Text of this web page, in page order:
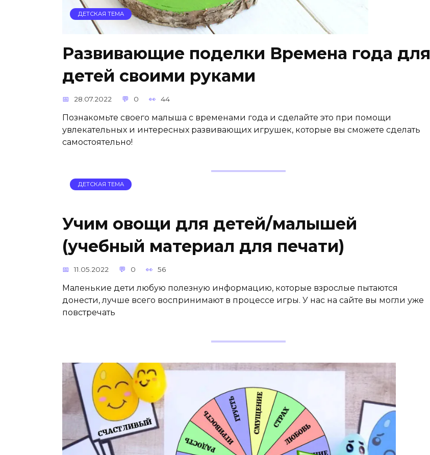
ДЕТСКАЯ ТЕМА
Развивающие поделки Времена года для
детей своими руками
28.07.2022 0 44
Познакомьте своего малыша с временами года и сделайте это при помощи
увлекательных и интересных развивающих игрушек, которые вы сможете сделать
самостоятельно!
ДЕТСКАЯ ТЕМА
Учим овощи для детей/малышей
(учебный материал для печати)
11.05.2022 0 56
Маленькие дети любую полезную информацию, которые взрослые пытаются
донести, лучше всего воспринимают в процессе игры. У нас на сайте вы могли уже
повстречать